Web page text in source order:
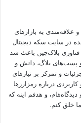
به بازارهای
در سایت سکه دیجیتال
بلاک‌چین باعث شد
پست‌های بلاگ، دانش و
و تمرکز بر نیازهای
درباره رمزارزها
دیدگاه‌هام، و هدفم اینه که
خلق کنم.